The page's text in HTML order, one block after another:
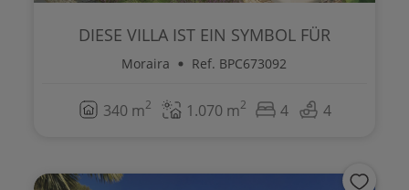
DIESE VILLA IST EIN SYMBOL FÜR
ELEGANZ ...
Moraira Ref. BPC673092
340 m2 1.070 m2 4 4